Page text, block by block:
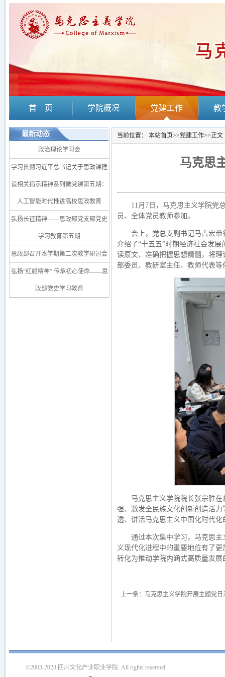
首 页 学院概况 党建工作 教
最新动态
政治理论学习会
学习贯彻习近平总书记关于思政课建
设相关指示精神系列微党课第五期：
人工智能时代推进高校思政教育
弘扬长征精神——思政部党支部党史
学习教育第五期
思政部召开本学期第二次教学研讨会
弘扬“红船精神” 传承初心使命——思
政部党史学习教育
当前位置： 本站首页>>党建工作>>正文
马克思
11月7日，马克思主义学院党
员、全体党员教师参加。
会上，党总支副书记马吉宏
介绍了“十五五”时期经济社会发
读原文、准确把握思想精髓，将
部委员、教研室主任、教师代表
马克思主义学院院长张宗胜
强、激发全民族文化创新创造活
透、讲活马克思主义中国化时代化
通过本次集中学习，马克思
义现代化进程中的重要地位有了
转化为推动学院内涵式高质量发展
上一条： 马克思主义学院开展主题党
©2003-2023 四川文化产业职业学院. All rights reserved.